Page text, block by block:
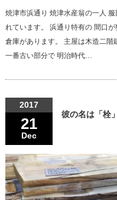
焼津市浜通り 焼津水産翁の一人
れています。 浜通り特有の 間口
倉庫があります。 主屋は木造二階
一番古い部分で 明治時代…
2017
21
Dec
彼の名は「栓」